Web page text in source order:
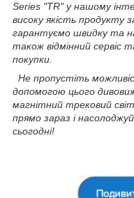
Series "TR" у нашому
високу якість продукту
гарантуємо швидку та
також відмінний сервіс
покупки.
Не пропустіть
допомогою цього
магнітний трековий
прямо зараз і
сьогодні!